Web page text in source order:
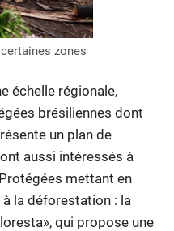
zones
échelle régionale,
brésiliennes dont
un plan de
aussi intéressés à
mettant en
la déforestation : la
qui propose une